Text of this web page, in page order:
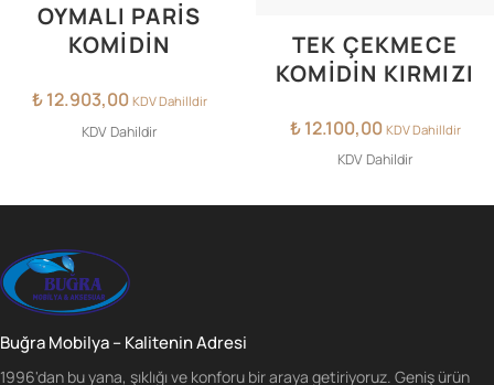
OYMALI PARİS
KOMİDİN
₺12.903,00 KDV Dahilldir
KDV Dahildir
TEK ÇEKMECE
KOMIDIN KIRMIZI
₺12.100,00 KDV Dahilldir
KDV Dahildir
Buğra Mobilya – Kalitenin Adresi
1996'dan bu yana, şıklığı ve konforu bir araya getiriyoruz. Geniş ürün